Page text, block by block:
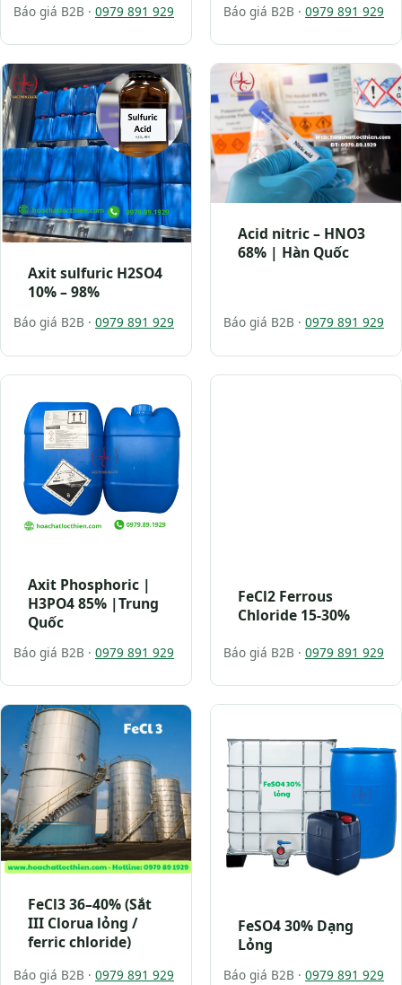
Báo giá B2B · 0979 891 929 Báo giá B2B · 0979 891 929
Axit sulfuric H2SO4
10% – 98%
Báo giá B2B · 0979 891 929
Acid nitric – HNO3
68% | Hàn Quốc
Báo giá B2B · 0979 891 929
Axit Phosphoric |
H3PO4 85% |Trung
Quốc
Báo giá B2B · 0979 891 929
FeCl2 Ferrous
Chloride 15-30%
Báo giá B2B · 0979 891 929
FeCl3 36–40% (Sắt
III Clorua lỏng /
ferric chloride)
Báo giá B2B · 0979 891 929
FeSO4 30% Dạng
Lỏng
Báo giá B2B · 0979 891 929